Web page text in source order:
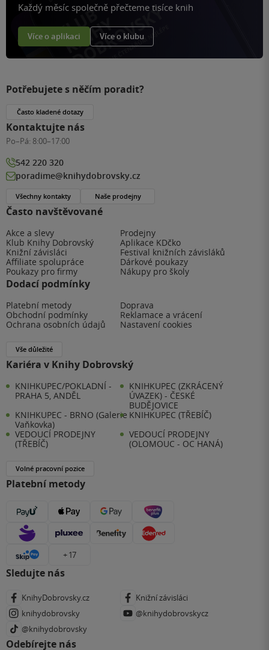
Každý měsíc společně přečteme tisíce knih
Více o aplikaci Více o klubu
Často navštěvované
Akce a slevy
Prodejny
Klub Knihy Dobrovský
Aplikace KDčko
Knižní závisláci
Festival knižních závisláků
Affiliate spolupráce
Dárkové poukazy
Poukazy pro firmy
Nákupy pro školy
Dodací podmínky
Platební metody
Doprava
Obchodní podmínky
Reklamace a vrácení
Ochrana osobních údajů
Nastavení cookies
Vše důležité
Kariéra v Knihy Dobrovský
KNIHKUPEC/POKLADNÍ -
PRAHA 5, ANDĚL
KNIHKUPEC (ZKRÁCENÝ
ÚVAZEK) - ČESKÉ
BUDĚJOVICE
KNIHKUPEC - BRNO (Galerie
Vaňkovka)
KNIHKUPEC (TŘEBÍČ)
VEDOUCÍ PRODEJNY
(TŘEBÍČ)
VEDOUCÍ PRODEJNY
(OLOMOUC - OC HANÁ)
Volné pracovní pozice
Platební metody
+ 17
Sledujte nás
KnihyDobrovsky.cz
Knižní závisláci
knihydobrovsky
@knihydobrovskycz
@knihydobrovsky
Odebírejte nás
Potřebujete s něčím poradit?
Často kladené dotazy
Kontaktujte nás
Po–Pá: 8:00–17:00
542 220 320
poradime@knihydobrovsky.cz
Všechny kontakty Naše prodejny